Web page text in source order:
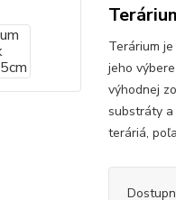
Terárium
jeho
výhodnej
substráty
teráriá,